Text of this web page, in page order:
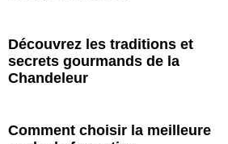
Découvrez les traditions et
secrets gourmands de la
Chandeleur
Comment choisir la meilleure